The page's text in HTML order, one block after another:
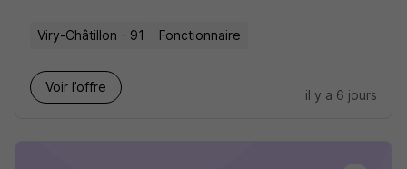
Viry-Châtillon - 91 Fonctionnaire
Voir l’offre
il y a 6 jours